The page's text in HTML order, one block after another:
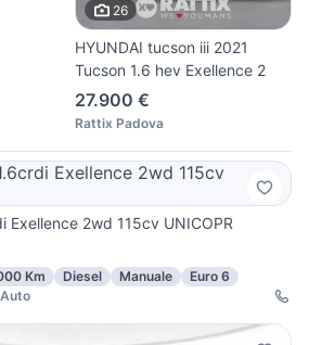
26
HYUNDAI tucson iii 2021
Tucson 1.6 hev Exellence 2
27.900 €
Rattix Padova
Exellence 2wd 115cv UNICOPR
Km Diesel Manuale
Euro 6